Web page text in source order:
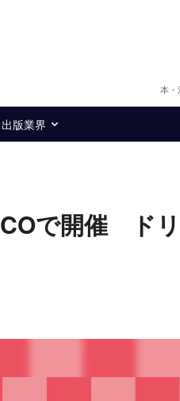
本・
出版業界
で開催 ド